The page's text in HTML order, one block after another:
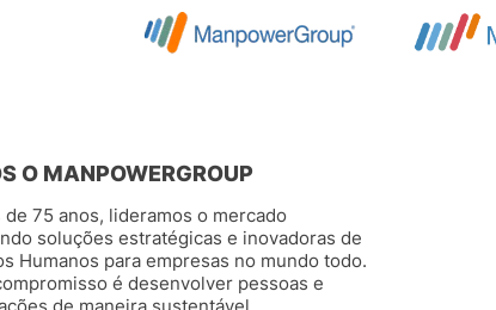
O MANPOWERGROUP
de 75 anos, lideramos o mercado
soluções estratégicas e inovadoras de
Humanos para empresas no mundo todo.
é desenvolver pessoas e